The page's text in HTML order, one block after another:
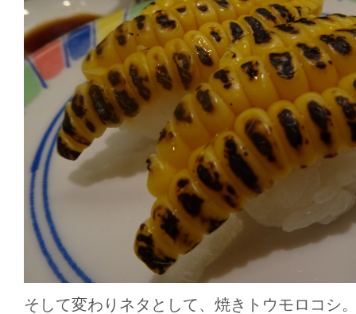
そして変わりネタとして、焼きトウモロコシ